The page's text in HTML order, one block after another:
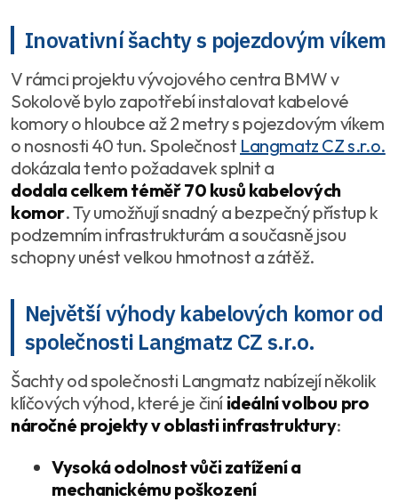
Inovativní šachty s pojezdovým víkem
V rámci projektu vývojového centra BMW v
Sokolově bylo zapotřebí instalovat kabelové
komory o hloubce až 2 metry s pojezdovým víkem
o nosnosti 40 tun. Společnost Langmatz CZ s.r.o.
dokázala tento požadavek splnit a
dodala celkem téměř 70 kusů kabelových
komor. Ty umožňují snadný a bezpečný přístup k
podzemním infrastrukturám a současně jsou
schopny unést velkou hmotnost a zátěž.
Největší výhody kabelových komor od
společnosti Langmatz CZ s.r.o.
Šachty od společnosti Langmatz nabízejí několik
klíčových výhod, které je činí ideální volbou pro
náročné projekty v oblasti infrastruktury:
Vysoká odolnost vůči zatížení a
mechanickému poškození